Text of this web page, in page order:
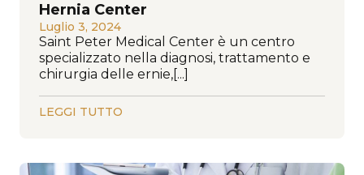
Hernia Center
Luglio 3, 2024
Saint Peter Medical Center è un centro
specializzato nella diagnosi, trattamento e
chirurgia delle ernie,[...]
LEGGI TUTTO